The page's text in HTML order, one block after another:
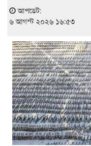
আপডেট:
৬ আগস্ট ২০২৬ ১৬:৫৩